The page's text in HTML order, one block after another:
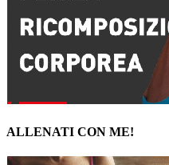
ALLENATI CON ME!